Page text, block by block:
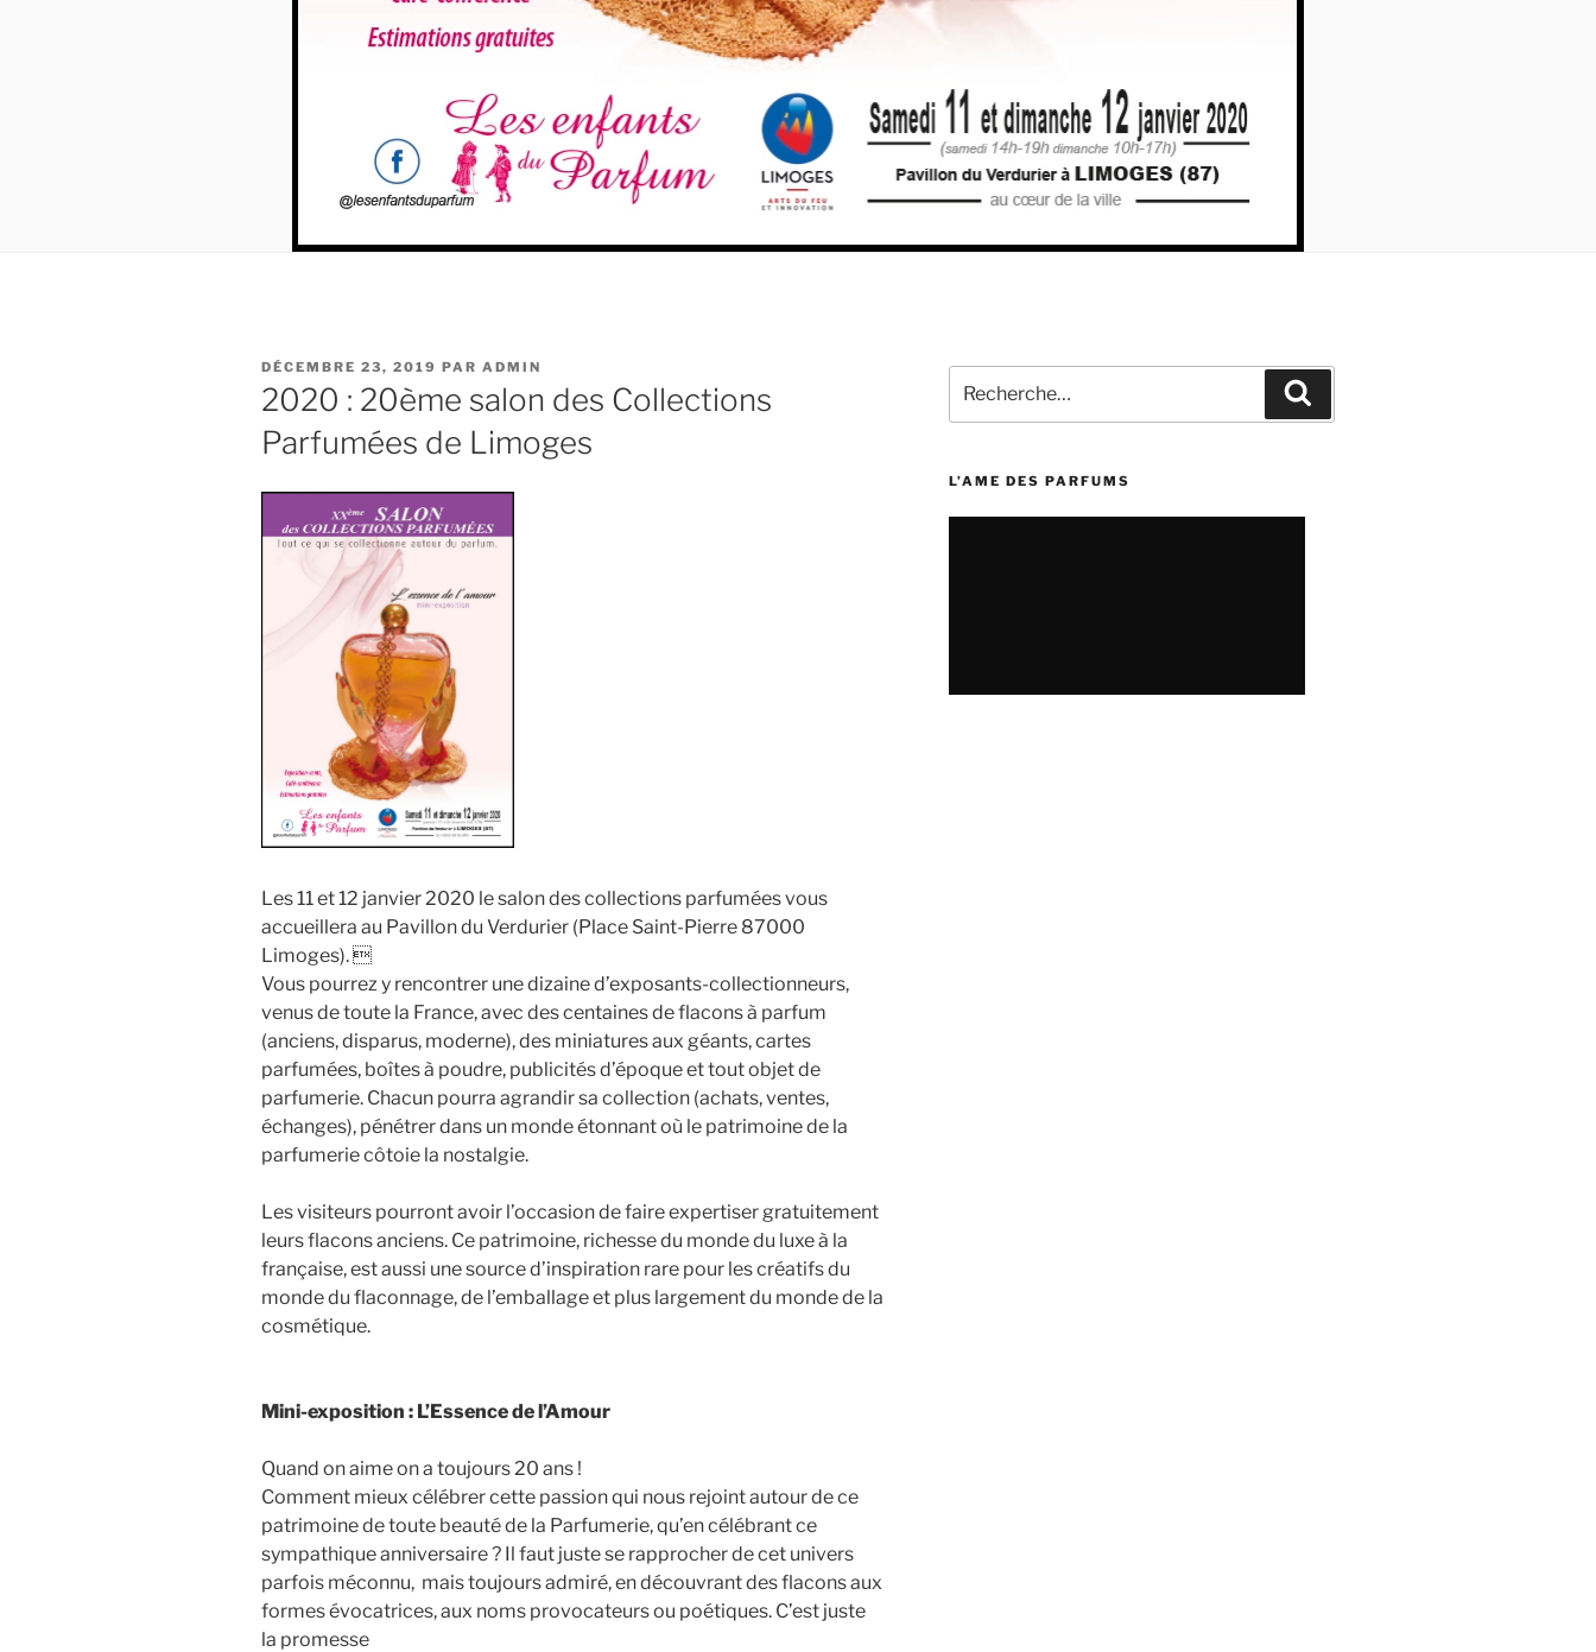
PUBLIÉ
LE
DÉCEMBRE 23, 2019 PAR ADMIN
2020 : 20ème salon des Collections
Parfumées de Limoges
Les 11 et 12 janvier 2020 le salon des collections parfumées vous
accueillera au Pavillon du Verdurier (Place Saint-Pierre 87000
Limoges). 
Vous pourrez y rencontrer une dizaine d’exposants-collectionneurs,
venus de toute la France, avec des centaines de flacons à parfum
(anciens, disparus, moderne), des miniatures aux géants, cartes
parfumées, boîtes à poudre, publicités d’époque et tout objet de
parfumerie. Chacun pourra agrandir sa collection (achats, ventes,
échanges), pénétrer dans un monde étonnant où le patrimoine de la
parfumerie côtoie la nostalgie.
Les visiteurs pourront avoir l’occasion de faire expertiser gratuitement
leurs flacons anciens. Ce patrimoine, richesse du monde du luxe à la
française, est aussi une source d’inspiration rare pour les créatifs du
monde du flaconnage, de l’emballage et plus largement du monde de la
cosmétique.
Mini-exposition : L’Essence de l’Amour
Quand on aime on a toujours 20 ans !
Comment mieux célébrer cette passion qui nous rejoint autour de ce
patrimoine de toute beauté de la Parfumerie, qu’en célébrant ce
sympathique anniversaire ? Il faut juste se rapprocher de cet univers
parfois méconnu, mais toujours admiré, en découvrant des flacons aux
formes évocatrices, aux noms provocateurs ou poétiques. C’est juste
la promesse
pour
:
L’AME DES PARFUMS